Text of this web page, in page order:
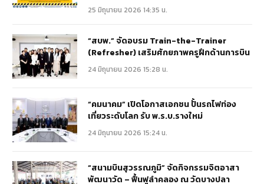
25 มิถุนายน 2026 14:35 น.
“สบพ.” จัดอบรม Train-the-Trainer
(Refresher) เสริมศักยภาพครูฝึกด้านการบิน
24 มิถุนายน 2026 15:28 น.
“คมนาคม” เปิดโอกาสเอกชน ปั้นรถไฟท่อง
เที่ยวระดับโลก รับ พ.ร.บ.รางใหม่
24 มิถุนายน 2026 15:24 น.
“สนามบินสุวรรณภูมิ” จัดกิจกรรมจิตอาสา
พัฒนาวัด – ฟื้นฟูลำคลอง ณ วัดบางปลา